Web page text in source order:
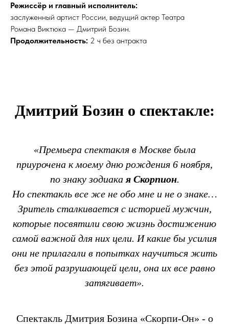
Режиссёр и главный исполнитель:
заслуженный артист России, ведущий актер Театра
Романа Виктюка — Дмитрий Бозин.
Продолжительность: 2 ч без антракта
Дмитрий Бозин о спектакле:
«Премьера спектакля в Москве была
приурочена к моему дню рождения 6 ноября,
по знаку зодиака я Скорпион.
Но спектакль все же не обо мне и не о знаке…
Зритель сталкивается с историей мужчин,
которые посвятили свою жизнь достижению
самой важной для них цели. И какие бы усилия
они не прилагали в попытках научиться жить
без этой разрушающей цели, она их все равно
затягивает».
Спектакль Дмитрия Бозина «Скорпи-Он» - о